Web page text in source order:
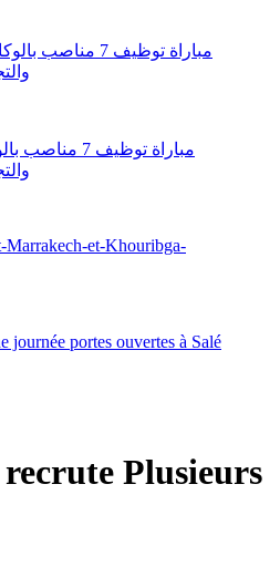
مباراة توظيف
portes ouvertes à Salé
Plusieurs